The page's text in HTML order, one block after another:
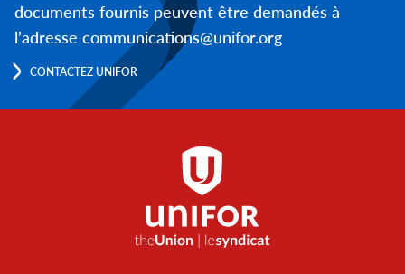
documents fournis peuvent être demandés à
l’adresse communications@unifor.org
CONTACTEZ UNIFOR